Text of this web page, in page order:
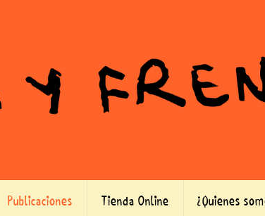
Publicaciones Tienda Online ¿Quienes